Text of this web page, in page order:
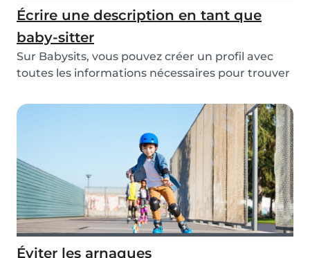
Écrire une description en tant que
baby-sitter
Sur Babysits, vous pouvez créer un profil avec
toutes les informations nécessaires pour trouver
Éviter les arnaques